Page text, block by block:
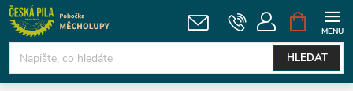
Přejít
na
obsah
HLEDAT
NÁKUPNÍ
KOŠÍK